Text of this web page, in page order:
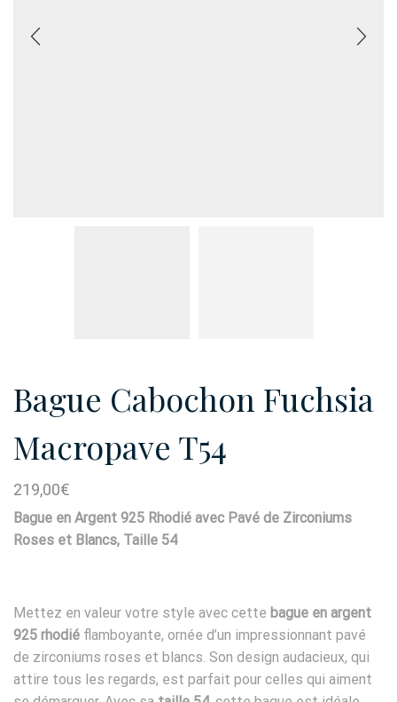
Bague Cabochon Fuchsia
Macropave T54
219,00€
Bague en Argent 925 Rhodié avec Pavé de Zirconiums
Roses et Blancs, Taille 54
Mettez en valeur votre style avec cette bague en argent
925 rhodié flamboyante, ornée d’un impressionnant pavé
de zirconiums roses et blancs. Son design audacieux, qui
attire tous les regards, est parfait pour celles qui aiment